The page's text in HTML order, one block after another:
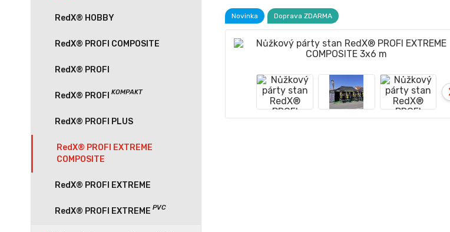
RedX® HOBBY
RedX® PROFI COMPOSITE
RedX® PROFI
RedX® PROFI PLUS
RedX® PROFI EXTREME
COMPOSITE
RedX® PROFI EXTREME
Novinka Doprava ZDARMA